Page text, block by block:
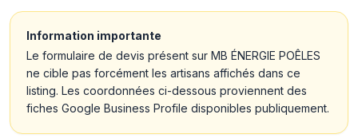
Information importante
Le formulaire de devis présent sur MB ÉNERGIE POÊLES
ne cible pas forcément les artisans affichés dans ce
listing. Les coordonnées ci-dessous proviennent des
fiches Google Business Profile disponibles publiquement.